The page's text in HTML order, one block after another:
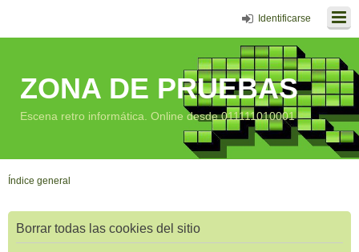
Identificarse
ZONA DE PRUEBAS
Escena retro informática. Online desde 011111010001
Índice general
Borrar todas las cookies del sitio